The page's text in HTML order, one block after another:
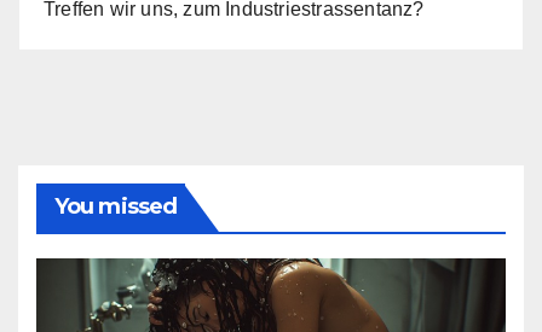
Treffen wir uns, zum Industriestrassentanz?
You missed